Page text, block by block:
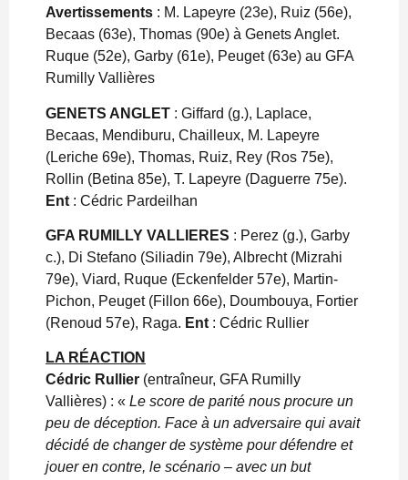
Avertissements : M. Lapeyre (23e), Ruiz (56e),
Becaas (63e), Thomas (90e) à Genets Anglet.
Ruque (52e), Garby (61e), Peuget (63e) au GFA
Rumilly Vallières
GENETS ANGLET : Giffard (g.), Laplace,
Becaas, Mendiburu, Chailleux, M. Lapeyre
(Leriche 69e), Thomas, Ruiz, Rey (Ros 75e),
Rollin (Betina 85e), T. Lapeyre (Daguerre 75e).
Ent : Cédric Pardeilhan
GFA RUMILLY VALLIERES : Perez (g.), Garby
c.), Di Stefano (Siliadin 79e), Albrecht (Mizrahi
79e), Viard, Ruque (Eckenfelder 57e), Martin-
Pichon, Peuget (Fillon 66e), Doumbouya, Fortier
(Renoud 57e), Raga. Ent : Cédric Rullier
LA RÉACTION
Cédric Rullier (entraîneur, GFA Rumilly
Vallières) : « Le score de parité nous procure un
peu de déception. Face à un adversaire qui avait
décidé de changer de système pour défendre et
jouer en contre, le scénario – avec un but